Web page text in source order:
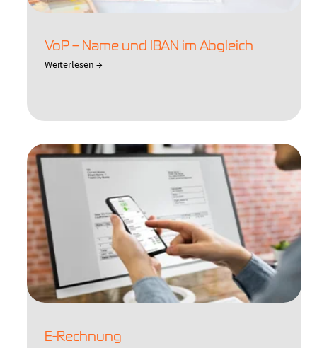
VoP – Name und IBAN im Abgleich
Weiterlesen →
E-Rechnung